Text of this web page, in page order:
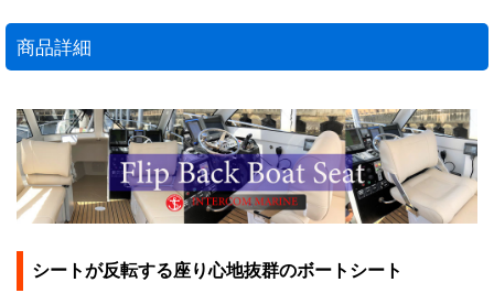
商品詳細
シートが反転する座り心地抜群のボートシート